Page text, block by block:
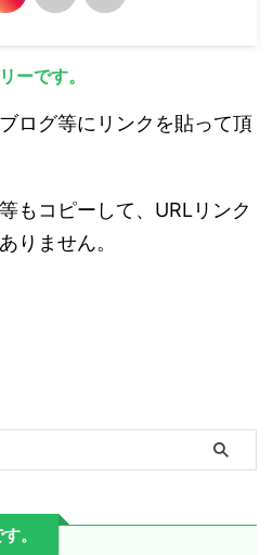
ーです。
ログ等にリンクを貼って頂
もコピーして、URLリンク
りません。
。